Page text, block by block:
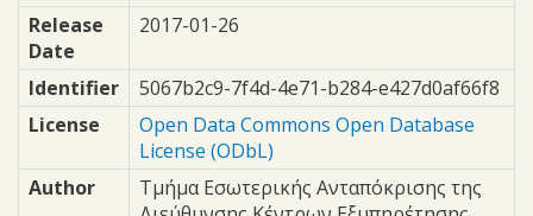
Release
Date
2017-01-26
Identifier
5067b2c9-7f4d-4e71-b284-e427d0af66f8
License
Open Data Commons Open Database
License (ODbL)
Author
Τμήμα Εσωτερικής Ανταπόκρισης της